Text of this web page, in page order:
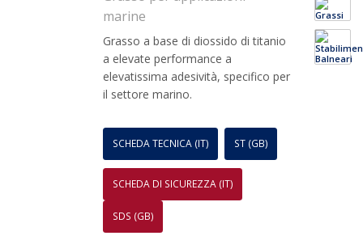
marine
Grasso a base di diossido di titanio
a elevate performance a
elevatissima adesività, specifico per
il settore marino.
SCHEDA TECNICA (IT) ST (GB)
SCHEDA DI SICUREZZA (IT)
SDS (GB)